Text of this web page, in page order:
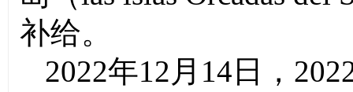
补给。
2022年12 月 14 日，